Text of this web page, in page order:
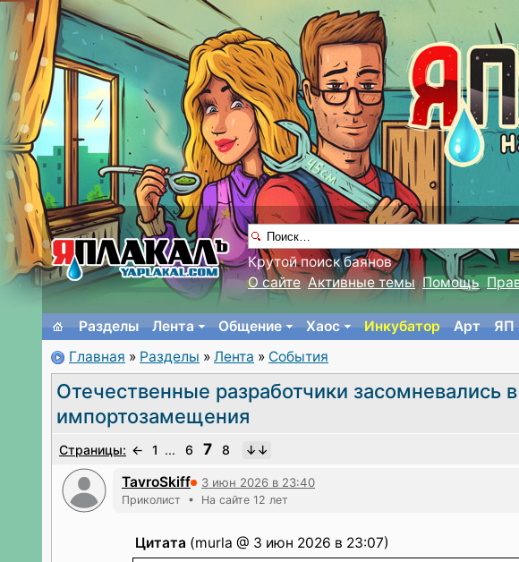
Крутой поиск баянов
О сайте Активные темы Помощь
Разделы Лента Общение Хаос Инкубатор Арт ЯП
Главная » Разделы » Лента » События
Отечественные разработчики засомневались
импортозамещения
Страницы: ← 1 ... 6 7 8
TavroSkiff 3 июн 2026 в 23:40
Приколист • На сайте 12 лет
Цитата (murla @ 3 июн 2026 в 23:07)